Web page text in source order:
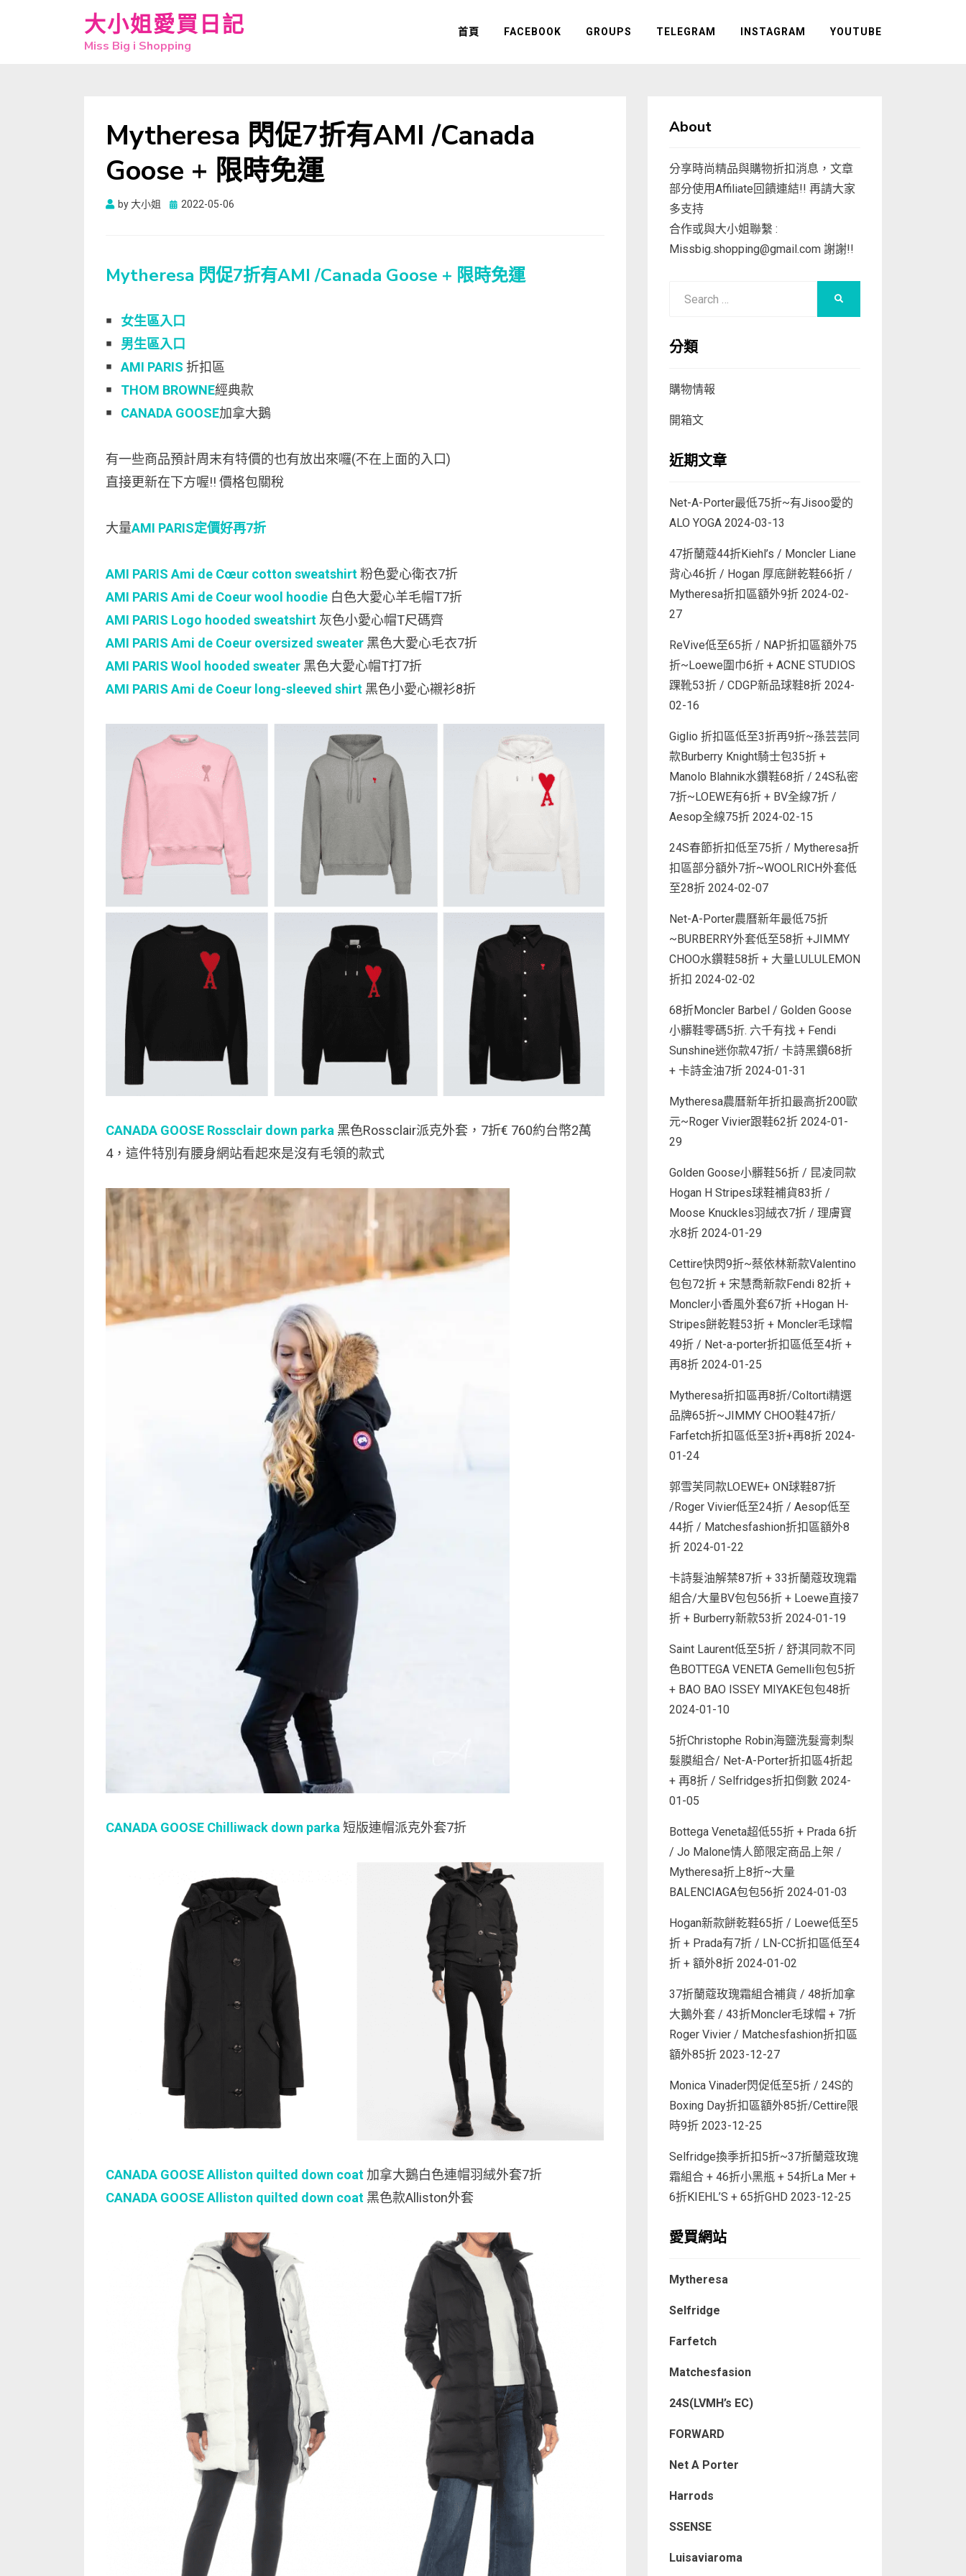
大小姐愛買日記
Miss Big i Shopping
首頁 FACEBOOK GROUPS TELEGRAM INSTAGRAM YOUTUBE
Mytheresa 閃促7折有AMI /Canada
Goose + 限時免運
by大小姐
Posted
2022-05-06
Mytheresa 閃促7折有AMI /Canada Goose + 限時免運
￭ 女生區入口
￭ 男生區入口
￭ AMI PARIS 折扣區
￭ THOM BROWNE經典款
￭ CANADA GOOSE加拿大鵝
有一些商品預計周末有特價的也有放出來囉(不在上面的入口)
直接更新在下方喔!! 價格包關稅
大量AMI PARIS定價好再7折
AMI PARIS Ami de Cœur cotton sweatshirt粉色愛心衛衣7折
AMI PARIS Ami de Coeur wool hoodie 白色大愛心羊毛帽T7折
AMI PARIS Logo hooded sweatshirt灰色小愛心帽T尺碼齊
AMI PARIS Ami de Coeur oversized sweater 黑色大愛心毛衣7折
AMI PARIS Wool hooded sweater 黑色大愛心帽T打7折
AMI PARIS Ami de Coeur long-sleeved shirt 黑色小愛心襯衫8折
CANADA GOOSE Rossclair down parka 黑色Rossclair派克外套，7折€ 760約台幣2萬
4，這件特別有腰身網站看起來是沒有毛領的款式
CANADA GOOSE Chilliwack down parka短版連帽派克外套7折
CANADA GOOSE Alliston quilted down coat 加拿大鵝白色連帽羽絨外套7折
CANADA GOOSE Alliston quilted down coat 黑色款Alliston外套
About
分享時尚精品與購物折扣消息，文章
部分使用Affiliate回饋連結!! 再請大家
多支持
合作或與大小姐聯繫 :
Missbig.shopping@gmail.com謝謝!!
分類
購物情報
開箱文
近期文章
Net-A-Porter最低75折~有Jisoo愛的
ALO YOGA 2024-03-13
47折蘭蔻44折Kiehl’s / Moncler Liane
背心46折 / Hogan 厚底餅乾鞋66折 /
Mytheresa折扣區額外9折 2024-02-
27
ReVive低至65折 / NAP折扣區額外75
折~Loewe圍巾6折 + ACNE STUDIOS
踝靴53折 / CDGP新品球鞋8折 2024-
02-16
Giglio 折扣區低至3折再9折~孫芸芸同
款Burberry Knight騎士包35折 +
Manolo Blahnik水鑽鞋68折 / 24S私密
7折~LOEWE有6折 + BV全線7折 /
Aesop全線75折 2024-02-15
24S春節折扣低至75折 / Mytheresa折
扣區部分額外7折~WOOLRICH外套低
至28折 2024-02-07
Net-A-Porter農曆新年最低75折
~BURBERRY外套低至58折 +JIMMY
CHOO水鑽鞋58折 + 大量LULULEMON
折扣 2024-02-02
68折Moncler Barbel / Golden Goose
小髒鞋零碼5折. 六千有找 + Fendi
Sunshine迷你款47折/ 卡詩黑鑽68折
+ 卡詩金油7折 2024-01-31
Mytheresa農曆新年折扣最高折200歐
元~Roger Vivier跟鞋62折 2024-01-
29
Golden Goose小髒鞋56折 / 昆凌同款
Hogan H Stripes球鞋補貨83折 /
Moose Knuckles羽絨衣7折 / 理膚寶
水8折 2024-01-29
Cettire快閃9折~蔡依林新款Valentino
包包72折 + 宋慧喬新款Fendi 82折 +
Moncler小香風外套67折 +Hogan H-
Stripes餅乾鞋53折 + Moncler毛球帽
49折 / Net-a-porter折扣區低至4折 +
再8折 2024-01-25
Mytheresa折扣區再8折/Coltorti精選
品牌65折~JIMMY CHOO鞋47折/
Farfetch折扣區低至3折+再8折 2024-
01-24
郭雪芙同款LOEWE+ ON球鞋87折
/Roger Vivier低至24折 / Aesop低至
44折 / Matchesfashion折扣區額外8
折 2024-01-22
卡詩髮油解禁87折 + 33折蘭蔻玫瑰霜
組合/大量BV包包56折 + Loewe直接7
折 + Burberry新款53折 2024-01-19
Saint Laurent低至5折 / 舒淇同款不同
色BOTTEGA VENETA Gemelli包包5折
+ BAO BAO ISSEY MIYAKE包包48折
2024-01-10
5折Christophe Robin海鹽洗髮膏刺梨
髮膜組合/ Net-A-Porter折扣區4折起
+ 再8折 / Selfridges折扣倒數 2024-
01-05
Bottega Veneta超低55折 + Prada 6折
/ Jo Malone情人節限定商品上架 /
Mytheresa折上8折~大量
BALENCIAGA包包56折 2024-01-03
Hogan新款餅乾鞋65折 / Loewe低至5
折 + Prada有7折 / LN-CC折扣區低至4
折 + 額外8折 2024-01-02
37折蘭蔻玫瑰霜組合補貨 / 48折加拿
大鵝外套 / 43折Moncler毛球帽 + 7折
Roger Vivier / Matchesfashion折扣區
額外85折 2023-12-27
Monica Vinader閃促低至5折 / 24S的
Boxing Day折扣區額外85折/Cettire限
時9折 2023-12-25
Selfridge換季折扣5折~37折蘭蔻玫瑰
霜組合 + 46折小黑瓶 + 54折La Mer +
6折KIEHL’S + 65折GHD 2023-12-25
愛買網站
Mytheresa
Selfridge
Farfetch
Matchesfasion
24S(LVMH’s EC)
FORWARD
Net A Porter
Harrods
SSENSE
Luisaviaroma